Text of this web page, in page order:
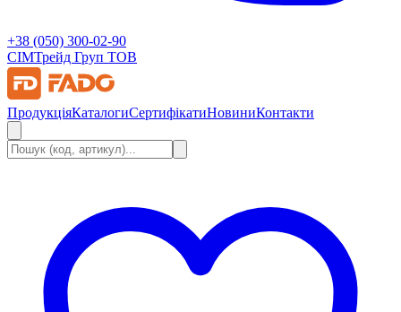
+38 (050) 300-02-90
СІМТрейд Груп ТОВ
ПродукціяКаталогиСертифікатиНовиниКонтакти